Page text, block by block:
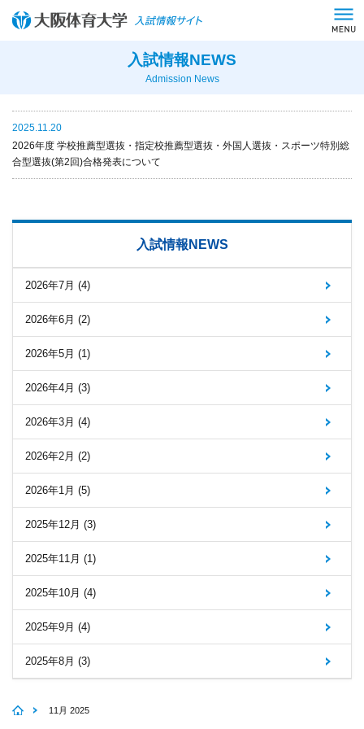
入試情報NEWS
Admission News
2025.11.20
2026年度 学校推薦型選抜・指定校推薦型選抜・外国人選抜・スポーツ特別総
合型選抜(第2回)合格発表について
入試情報NEWS
2026年7月 (4)
2026年6月 (2)
2026年5月 (1)
2026年4月 (3)
2026年3月 (4)
2026年2月 (2)
2026年1月 (5)
2025年12月 (3)
2025年11月 (1)
2025年10月 (4)
2025年9月 (4)
2025年8月 (3)
11月 2025